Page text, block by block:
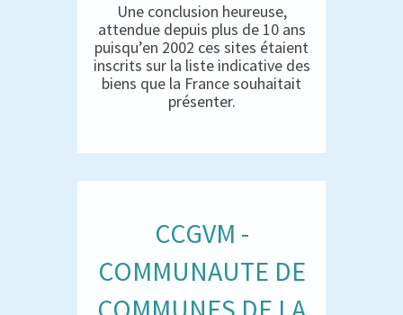
Une conclusion heureuse,
attendue depuis plus de 10 ans
puisqu’en 2002 ces sites étaient
inscrits sur la liste indicative des
biens que la France souhaitait
présenter.
CCGVM -
COMMUNAUTE DE